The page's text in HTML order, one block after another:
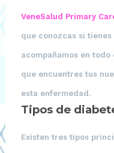
VeneSalud Primary
que conozcas si
acompañamos en
que encuentres tus
esta enfermedad.
Tipos de
Existen tres tipos